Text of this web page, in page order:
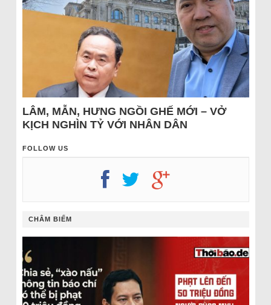
LÂM, MẪN, HƯNG NGỒI GHẾ MỚI – VỞ
KỊCH NGHÌN TỶ VỚI NHÂN DÂN
FOLLOW US
CHÂM BIẾM